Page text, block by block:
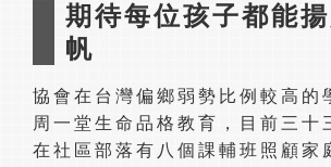
期待每位孩子都能
帆
協會在台灣偏鄉弱勢比例較高的
周一堂生命品格教育，目前三十
在社區部落有八個課輔班照顧家